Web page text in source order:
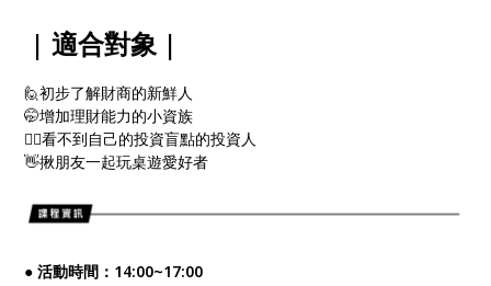
| 適合對象 |
🙋初步了解財商的新鮮人
🤭增加理財能力的小資族
🤷‍♂️看不到自己的投資盲點的投資人
👋揪朋友一起玩桌遊愛好者
● 活動時間：14:00~17:00